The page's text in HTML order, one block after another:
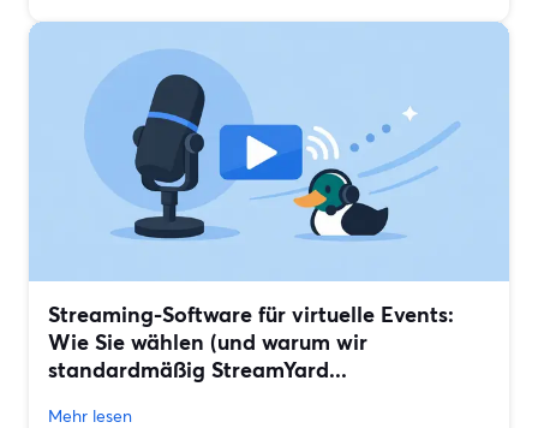
Streaming-Software für virtuelle Events:
Wie Sie wählen (und warum wir
standardmäßig StreamYard...
Mehr lesen